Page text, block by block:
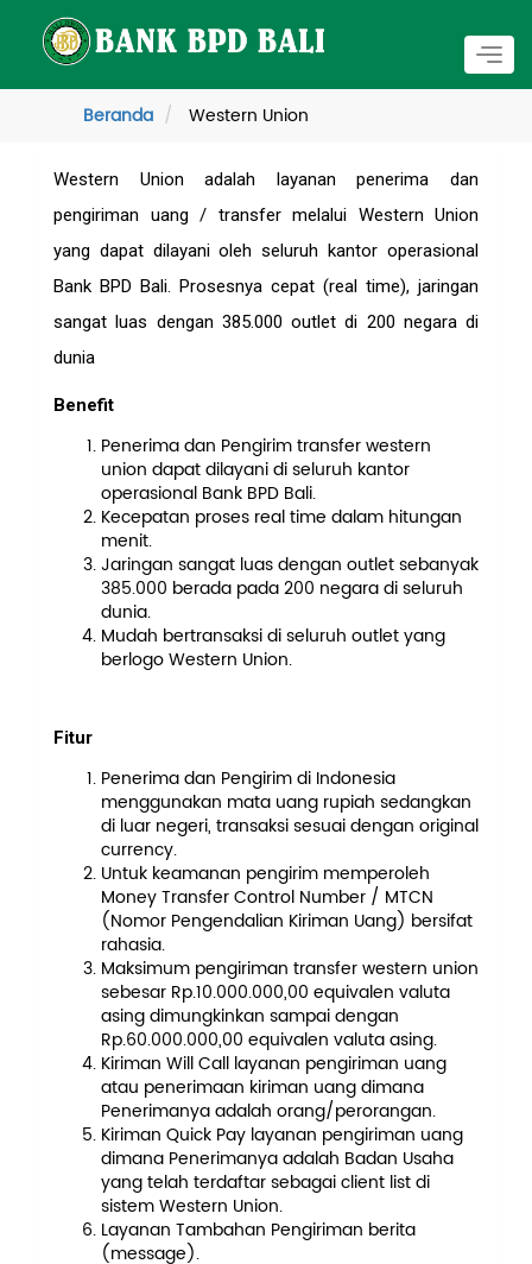
Beranda
Western Union
Western Union adalah layanan penerima dan
pengiriman uang / transfer melalui Western Union
yang dapat dilayani oleh seluruh kantor operasional
Bank BPD Bali. Prosesnya cepat (real time), jaringan
sangat luas dengan 385.000 outlet di 200 negara di
dunia
Benefit
Penerima dan Pengirim transfer western
union dapat dilayani di seluruh kantor
operasional Bank BPD Bali.
Kecepatan proses real time dalam hitungan
menit.
Jaringan sangat luas dengan outlet sebanyak
385.000 berada pada 200 negara di seluruh
dunia.
Mudah bertransaksi di seluruh outlet yang
berlogo Western Union.
Fitur
Penerima dan Pengirim di Indonesia
menggunakan mata uang rupiah sedangkan
di luar negeri, transaksi sesuai dengan original
currency.
Untuk keamanan pengirim memperoleh
Money Transfer Control Number / MTCN
(Nomor Pengendalian Kiriman Uang) bersifat
rahasia.
Maksimum pengiriman transfer western union
sebesar Rp.10.000.000,00 equivalen valuta
asing dimungkinkan sampai dengan
Rp.60.000.000,00 equivalen valuta asing.
Kiriman Will Call layanan pengiriman uang
atau penerimaan kiriman uang dimana
Penerimanya adalah orang/perorangan.
Kiriman Quick Pay layanan pengiriman uang
dimana Penerimanya adalah Badan Usaha
yang telah terdaftar sebagai client list di
sistem Western Union.
Layanan Tambahan Pengiriman berita
(message).